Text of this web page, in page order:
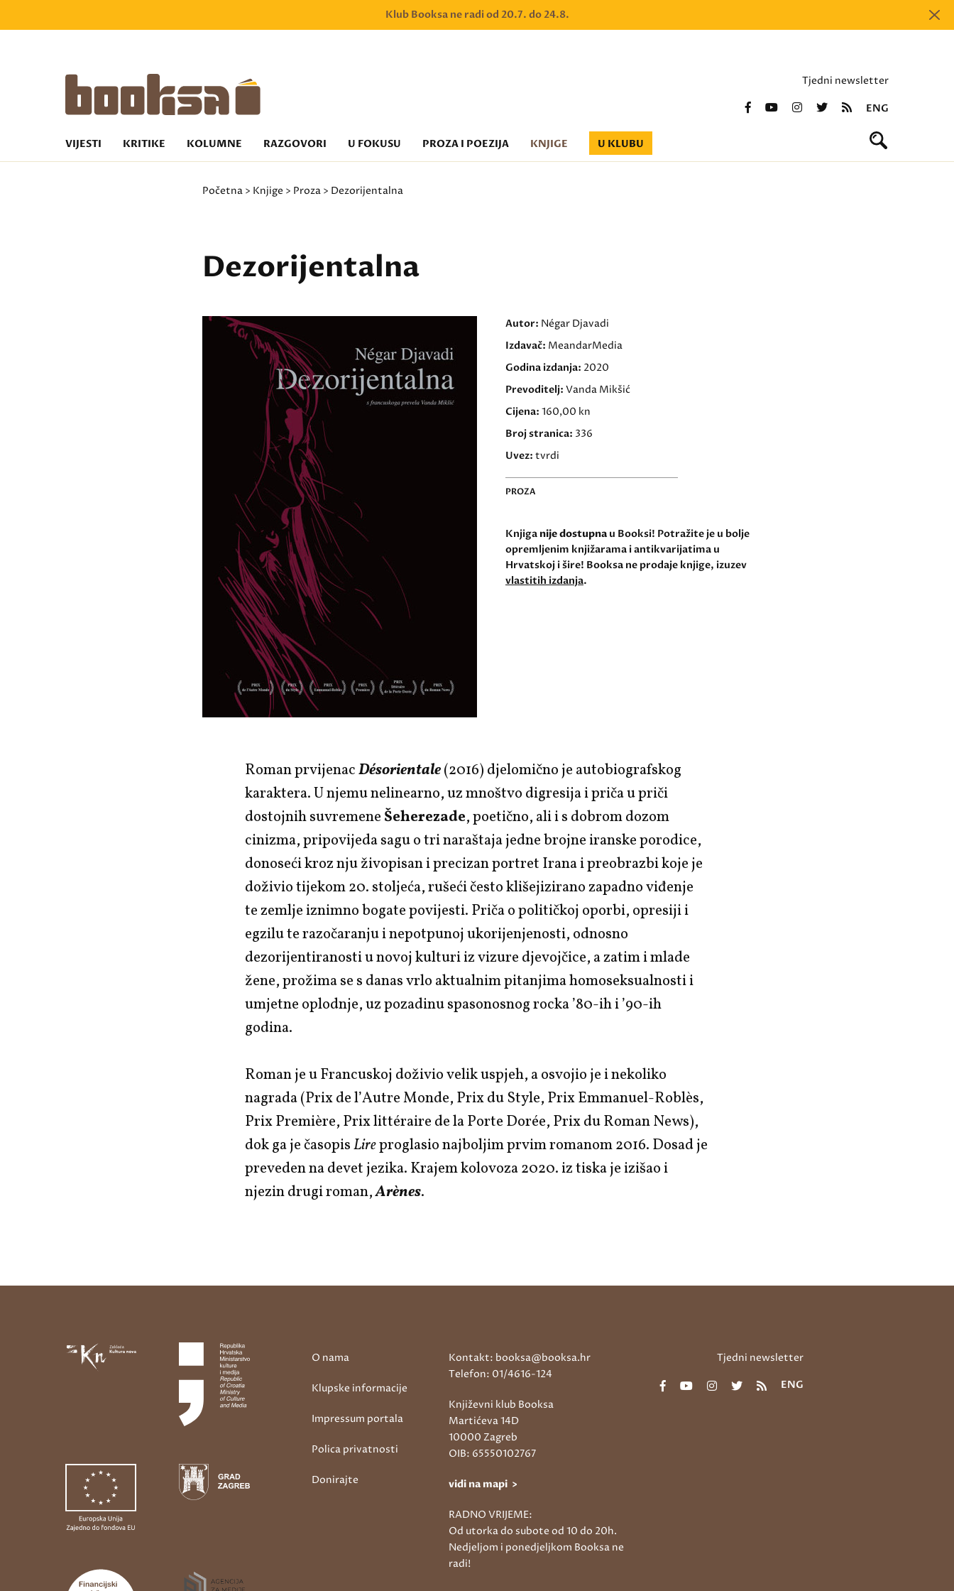
Klub Booksa ne radi od 20.7. do 24.8.
Tjedni newsletter
ENG
VIJESTI KRITIKE KOLUMNE RAZGOVORI U FOKUSU PROZA I POEZIJA KNJIGE U KLUBU
Početna > Knjige > Proza > Dezorijentalna
Dezorijentalna
Autor: Négar Djavadi
Izdavač: MeandarMedia
Godina izdanja: 2020
Prevoditelj: Vanda Mikšić
Cijena: 160,00 kn
Broj stranica: 336
Uvez: tvrdi
PROZA
Knjiga nije dostupna u Booksi! Potražite je u bolje
opremljenim knjižarama i antikvarijatima u
Hrvatskoj i šire! Booksa ne prodaje knjige, izuzev
vlastitih izdanja.
Roman prvijenacDésorientale(2016) djelomično je autobiografskog
karaktera. U njemu nelinearno, uz mnoštvo digresija i priča u priči
dostojnih suvremene Šeherezade, poetično, ali i s dobrom dozom
cinizma, pripovijeda sagu o tri naraštaja jedne brojne iranske porodice,
donoseći kroz nju živopisan i precizan portret Irana i preobrazbi koje je
doživio tijekom 20. stoljeća, rušeći često klišejizirano zapadno viđenje
te zemlje iznimno bogate povijesti. Priča o političkoj oporbi, opresiji i
egzilu te razočaranju i nepotpunoj ukorijenjenosti, odnosno
dezorijentiranosti u novoj kulturi iz vizure djevojčice, a zatim i mlade
žene, prožima se s danas vrlo aktualnim pitanjima homoseksualnosti i
umjetne oplodnje, uz pozadinu spasonosnog rocka ’80-ih i ’90-ih
godina.
Roman je u Francuskoj doživio velik uspjeh, a osvojio je i nekoliko
nagrada (Prix de l’Autre Monde, Prix du Style, Prix Emmanuel-Roblès,
Prix Première, Prix littéraire de la Porte Dorée, Prix du Roman News),
dok ga je časopisLireproglasio najboljim prvim romanom 2016. Dosad je
preveden na devet jezika. Krajem kolovoza 2020. iz tiska je izišao i
njezin drugi roman,Arènes.
O nama
Klupske informacije
Impressum portala
Polica privatnosti
Donirajte
Kontakt: booksa@booksa.hr
Telefon: 01/4616-124
Književni klub Booksa
Martićeva 14D
10000 Zagreb
OIB: 65550102767
vidi na mapi >
RADNO VRIJEME:
Od utorka do subote od 10 do 20h.
Nedjeljom i ponedjeljkom Booksa ne
radi!
Tjedni newsletter
ENG